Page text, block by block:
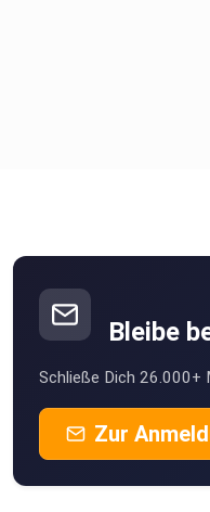
Bleibe
Schließe Dich 26.000+
Zur